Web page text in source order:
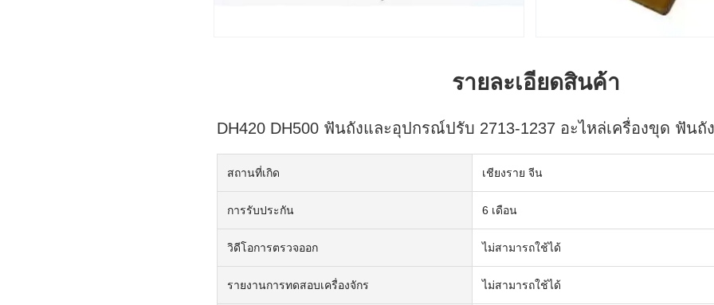
รายละเอียดสินค้า
DH420 DH500 ฟันถังและอุปกรณ์ปรับ 2713-1237 อะไหล่เครื่องขุด ฟันถั
สถานที่เกิด เชียงราย จีน
การรับประกัน 6 เดือน
วิดีโอการตรวจออก ไม่สามารถใช้ได้
รายงานการทดสอบเครื่องจักร ไม่สามารถใช้ได้